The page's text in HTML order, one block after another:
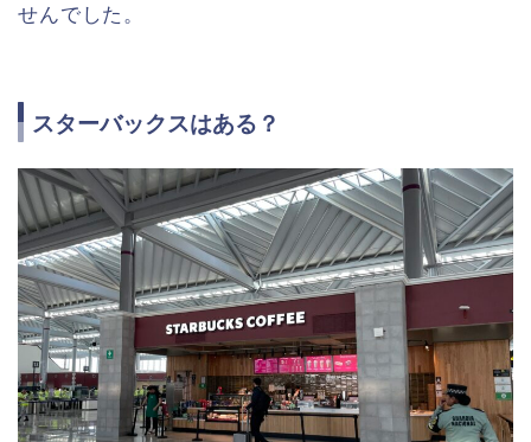
せんでした。
スターバックスはある？